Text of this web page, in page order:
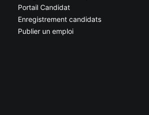
Portail Candidat
Enregistrement candidats
Publier un emploi